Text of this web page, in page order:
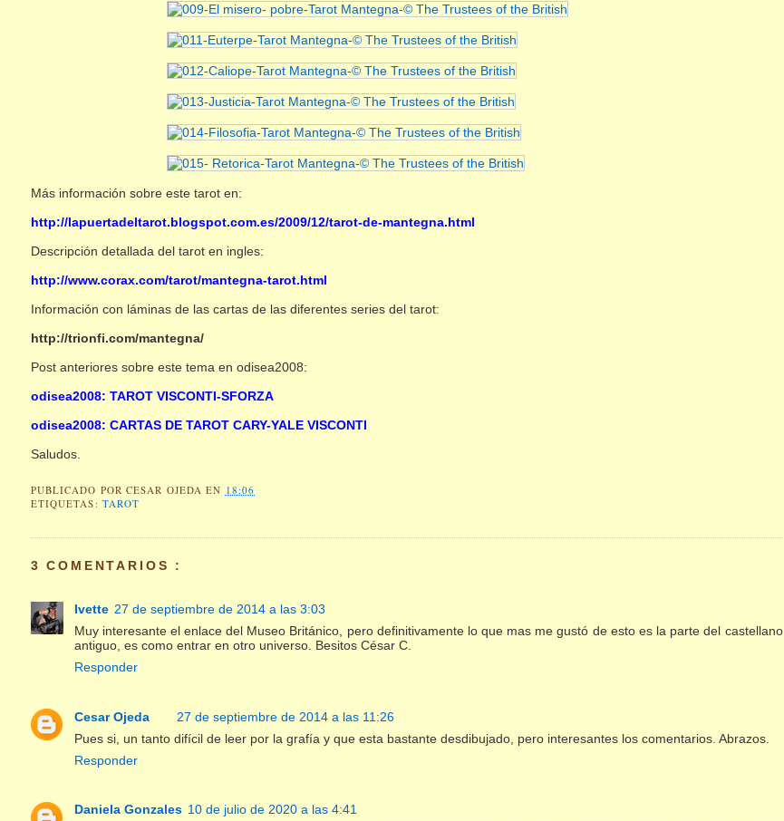
Más información sobre este tarot en:
http://lapuertadeltarot.blogspot.com.es/2009/12/tarot-de-mantegna.html
Descripción detallada del tarot en ingles:
http://www.corax.com/tarot/mantegna-tarot.html
Información con láminas de las cartas de las diferentes series del tarot:
http://trionfi.com/mantegna/
Post anteriores sobre este tema en odisea2008:
odisea2008: TAROT VISCONTI-SFORZA
odisea2008: CARTAS DE TAROT CARY-YALE VISCONTI
Saludos.
PUBLICADO PORCESAR OJEDAEN 18:06
ETIQUETAS: TAROT
3 COMENTARIOS :
Ivette 27 de septiembre de 2014 a las 3:03
Muy interesante el enlace del Museo Británico, pero definitivamente lo que mas me gustó de esto es la parte del castellano
antiguo, es como entrar en otro universo. Besitos César C.
Responder
Cesar Ojeda
27 de septiembre de 2014 a las 11:26
Pues si, un tanto difícil de leer por la grafía y que esta bastante desdibujado, pero interesantes los comentarios. Abrazos.
Responder
Daniela Gonzales 10 de julio de 2020 a las 4:41